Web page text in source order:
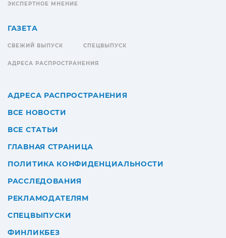
ЭКСПЕРТНОЕ МНЕНИЕ
ГАЗЕТА
СВЕЖИЙ ВЫПУСК СПЕЦВЫПУСК
АДРЕСА РАСПРОСТРАНЕНИЯ
АДРЕСА РАСПРОСТРАНЕНИЯ
ВСЕ НОВОСТИ
ВСЕ СТАТЬИ
ГЛАВНАЯ СТРАНИЦА
ПОЛИТИКА КОНФИДЕНЦИАЛЬНОСТИ
РАССЛЕДОВАНИЯ
РЕКЛАМОДАТЕЛЯМ
СПЕЦВЫПУСКИ
ФИНЛИКБЕЗ